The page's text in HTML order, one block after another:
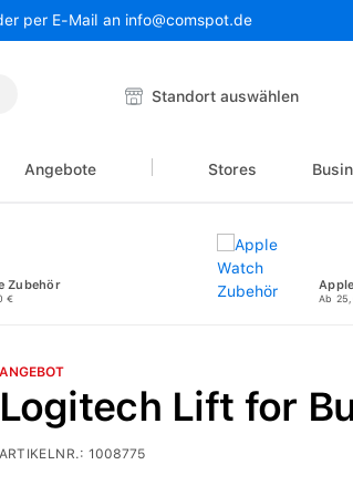
per E-Mail an info@comspot.de
Standort auswählen
Angebote Stores
Zubehör
€ Ab
ANGEBOT
Logitech Lift for
ARTIKELNR.: 1008775